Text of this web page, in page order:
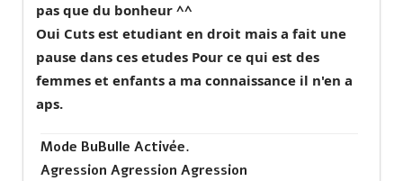
pas que du bonheur ^^
Oui Cuts est etudiant en droit mais a fait une
pause dans ces etudes Pour ce qui est des
femmes et enfants a ma connaissance il n'en a
aps.
Mode BuBulle Activée.
Agression Agression Agression